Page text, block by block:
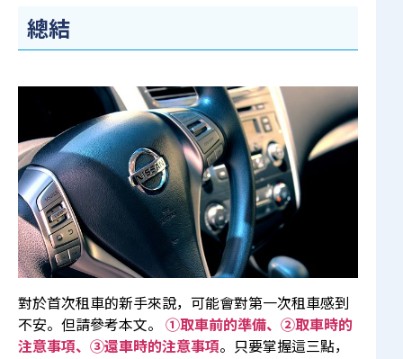
總結
對於首次租車的新手來說，可能會對第一次租車感到
不安。但請參考本文。 ①取車前的準備、②取車時的
注意事項、③還車時的注意事項。只要掌握這三點，